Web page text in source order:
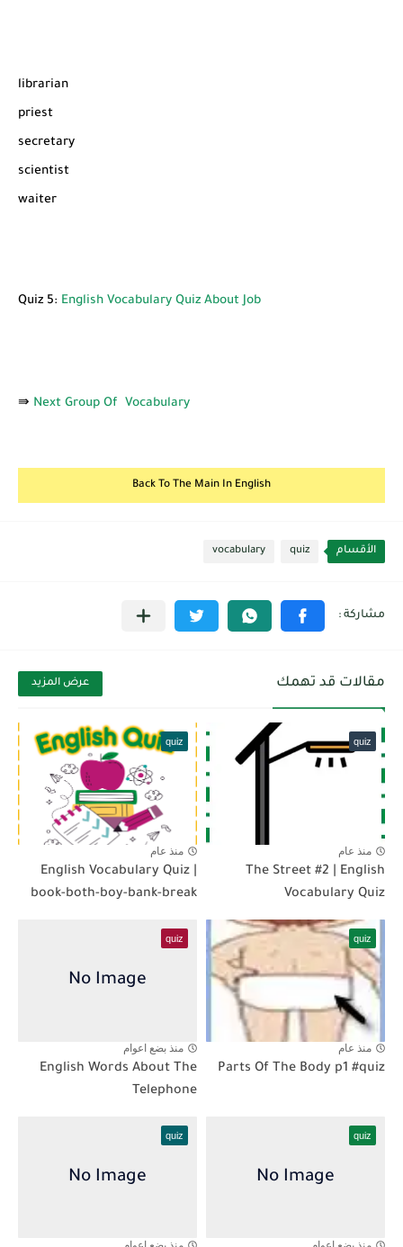
librarian
priest
secretary
scientist
waiter
Quiz 5: English Vocabulary Quiz About Job
⇛ Next Group Of Vocabulary
Back To The Main In English
الأقسام quiz
vocabulary
مقالات قد تهمك عرض المزيد
quiz
منذ عام
The Street #2 | English
Vocabulary Quiz
quiz
منذ عام
English Vocabulary Quiz |
book-both-boy-bank-break
quiz
منذ عام
Parts Of The Body p1 #quiz
quiz
منذ بضع اعوام
English Words About The
Telephone
quiz
quiz